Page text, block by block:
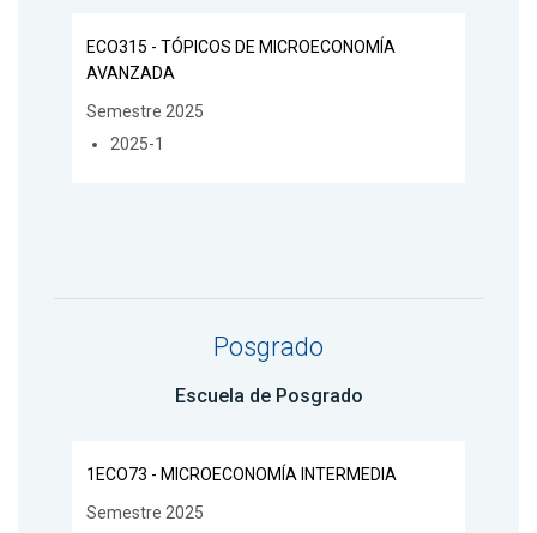
ECO315 - TÓPICOS DE MICROECONOMÍA
AVANZADA
Semestre 2025
2025-1
Posgrado
Escuela de Posgrado
1ECO73 - MICROECONOMÍA INTERMEDIA
Semestre 2025